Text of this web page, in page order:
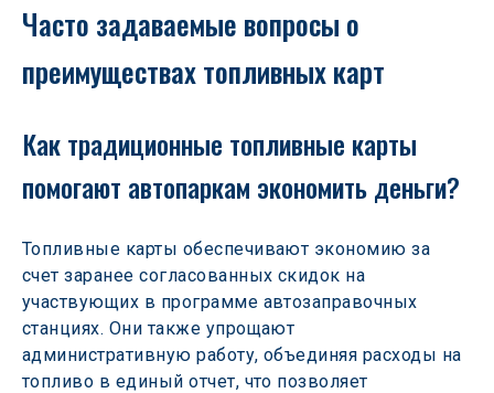
Часто задаваемые вопросы о
преимуществах топливных карт
Как традиционные топливные карты
помогают автопаркам экономить деньги?
Топливные карты обеспечивают экономию за
счет заранее согласованных скидок на
участвующих в программе автозаправочных
станциях. Они также упрощают
административную работу, объединяя расходы на
топливо в единый отчет, что позволяет